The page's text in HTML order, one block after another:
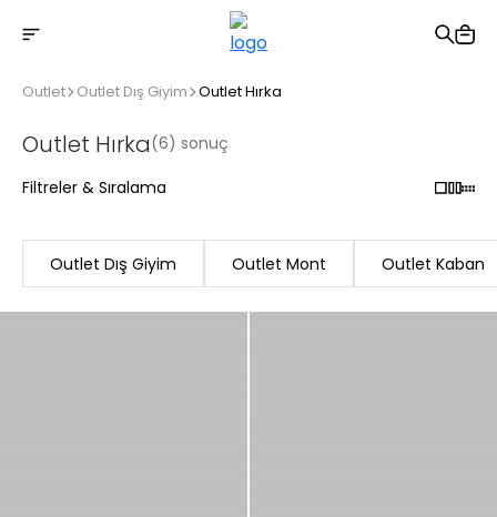
2500 TL üzeri ücretsiz kargo
Outlet Outlet Dış Giyim Outlet Hırka
Outlet Hırka(6) sonuç
Filtreler & Sıralama
Outlet Dış Giyim Outlet Mont Outlet Kaban